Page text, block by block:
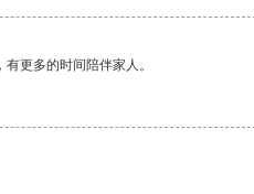
更多的时间陪伴家人。